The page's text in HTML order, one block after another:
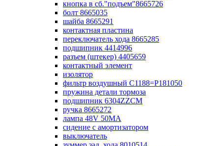
кнопка в сб."подъем"8665726
болт 8665035
шайба 8665291
контактная пластина
переключатель хода 8665285
подшипник 4414996
разъем (штекер) 4405659
контактный элемент
изолятор
фильтр воздушный С1188=P181050
пружина детали тормоза
подшипник 6304ZZCM
ручка 8665272
лампа 48V 50МА
сидение с амортизатором
выключатель